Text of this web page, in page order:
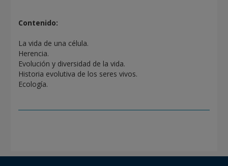
Contenido:
La vida de una célula.
Herencia.
Evolución y diversidad de la vida.
Historia evolutiva de los seres vivos.
Ecología.